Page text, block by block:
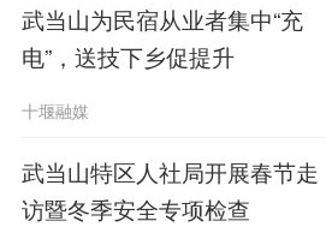
武当山为民宿从业者集中“充
电”，送技下乡促提升
十堰融媒
武当山特区人社局开展春节走
访暨冬季安全专项检查